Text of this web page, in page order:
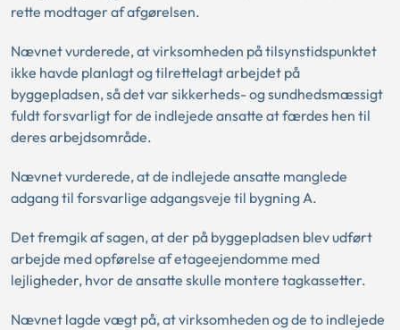
rette modtager af afgørelsen.
Nævnet vurderede, at virksomheden på tilsynstidspunktet
ikke havde planlagt og tilrettelagt arbejdet på
byggepladsen, så det var sikkerheds- og sundhedsmæssigt
fuldt forsvarligt for de indlejede ansatte at færdes hen til
deres arbejdsområde.
Nævnet vurderede, at de indlejede ansatte manglede
adgang til forsvarlige adgangsveje til bygning A.
Det fremgik af sagen, at der på byggepladsen blev udført
arbejde med opførelse af etageejendomme med
lejligheder, hvor de ansatte skulle montere tagkassetter.
Nævnet lagde vægt på, at virksomheden og de to indlejede